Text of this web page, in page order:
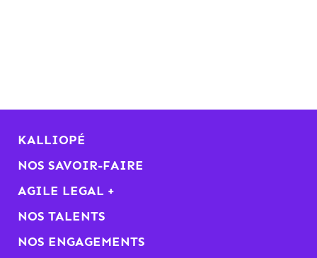
KALLIOPÉ
NOS SAVOIR-FAIRE
AGILE LEGAL +
NOS TALENTS
NOS ENGAGEMENTS